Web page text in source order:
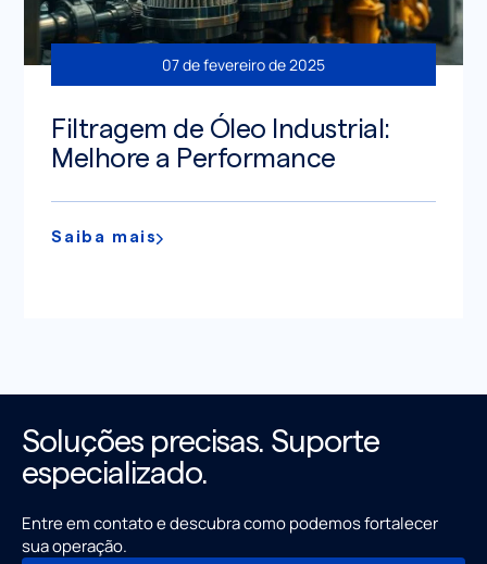
07 de fevereiro de 2025
Filtragem de Óleo Industrial:
Melhore a Performance
Saiba mais
Soluções precisas. Suporte
especializado.
Entre em contato e descubra como podemos fortalecer
sua operação.